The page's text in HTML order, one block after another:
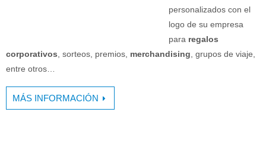
personalizados con el
logo de su empresa
para regalos
corporativos , sorteos, premios, merchandising , grupos de viaje,
entre otros…
MÁS INFORMACIÓN